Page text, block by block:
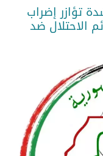
تؤازر إضراب
الاحتلال ضد